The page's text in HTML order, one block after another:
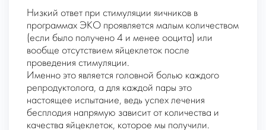
Низкий ответ при стимуляции яичников в
программах ЭКО проявляется малым количеством
(если было получено 4 и менее ооцита) или
вообще отсутствием яйцеклеток после
проведения стимуляции.
Именно это является головной болью каждого
репродуктолога, а для каждой пары это
настоящее испытание, ведь успех лечения
бесплодия напрямую зависит от количества и
качества яйцеклеток, которое мы получили.